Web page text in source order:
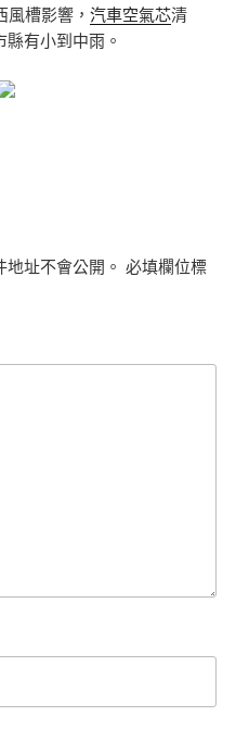
槽影響， 汽車空氣芯清
有小到中雨。
址不會公開。 必填欄位標